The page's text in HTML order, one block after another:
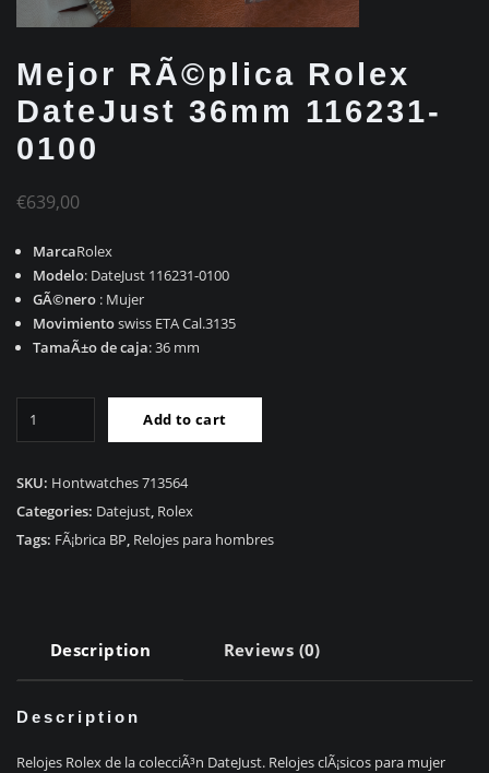
Mejor RÃ©plica Rolex
DateJust 36mm 116231-
0100
€639,00
MarcaRolex
Modelo: DateJust 116231-0100
GÃ©nero: Mujer
Movimientoswiss ETA Cal.3135
TamaÃ±o de caja: 36 mm
DateJust
36mm
116231-
0100
Add to cart
SKU: Hontwatches 713564
Categories: Datejust, Rolex
Tags: FÃ¡brica BP, Relojes para hombres
Description Reviews (0)
Description
Relojes Rolex de la colecciÃ³n DateJust. Relojes clÃ¡sicos para mujer